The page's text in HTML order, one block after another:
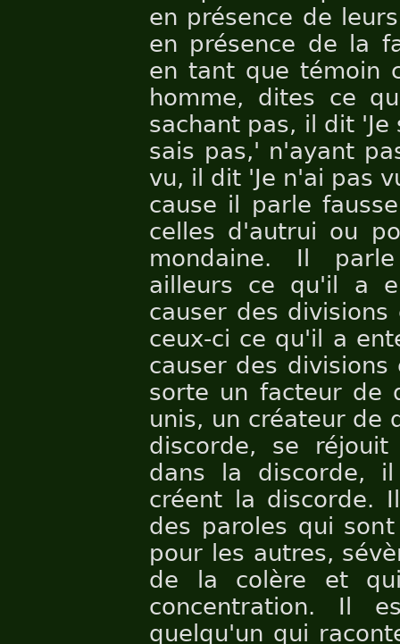
en présence de
en présence de la
en tant que témoin
homme, dites ce
sachant pas, il dit
sais pas,' n'ayant
vu, il dit 'Je n'ai pas
cause il parle
celles d'autrui ou
mondaine. Il
ailleurs ce qu'il a
causer des
ceux-ci ce qu'il a
causer des
sorte un facteur de
unis, un créateur de
discorde, se
dans la discorde,
créent la discorde.
des paroles qui
pour les autres,
de la colère et
concentration. Il
quelqu'un qui